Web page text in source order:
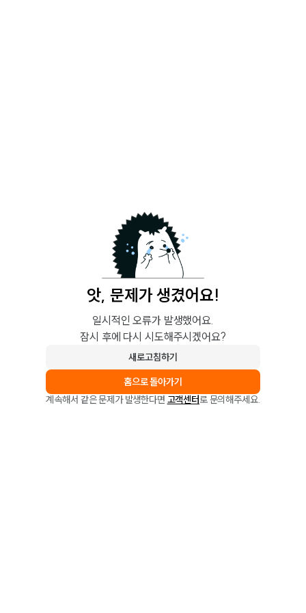
앗, 문제가 생겼어요!
일시적인 오류가 발생했어요.
잠시 후에 다시 시도해주시겠어요?
새로고침하기
홈으로 돌아가기
계속해서 같은 문제가 발생한다면 고객센터로 문의해주세요.